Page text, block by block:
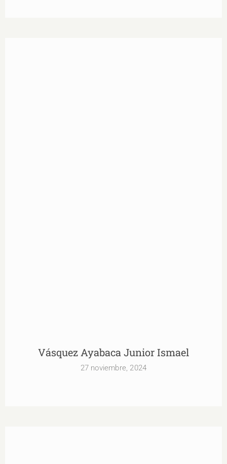
Vásquez Ayabaca Junior Ismael
27 noviembre, 2024